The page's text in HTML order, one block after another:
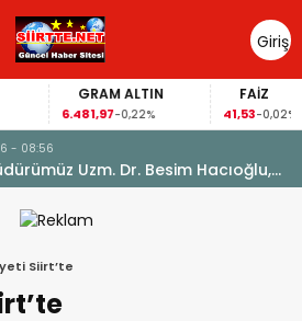
Giriş
Yap
GRAM ALTIN
6.481,97 -0,22% -0,02%
Uzm. Dr. Besim Hacıoğlu,
Hayat Merkezini Ziyaret Etti
Siirt’te